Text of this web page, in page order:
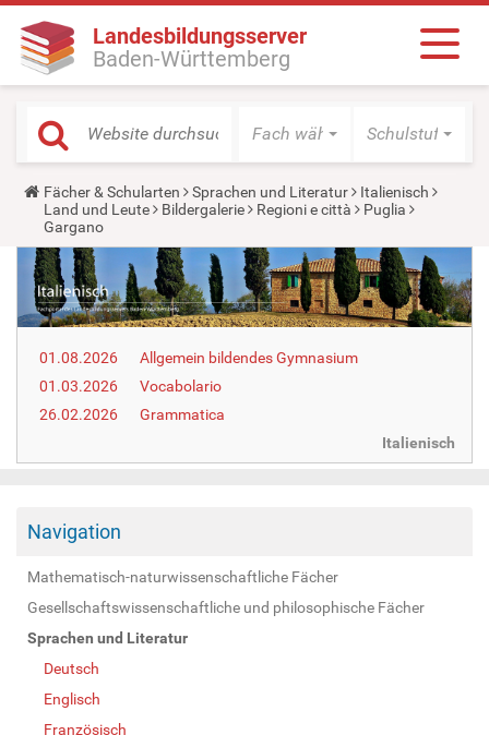
Landesbildungsserver
Baden-Württemberg
Fach wählen Schulstufe
Y
o
u
a
r
e
h
e
r
:
Fächer & Schularten Sprachen und Literatur
Italienisch
Land und Leute
Bildergalerie Regioni e città
Puglia
Gargano
01.08.2026
Allgemein bildendes Gymnasium
01.03.2026
Vocabolario
26.02.2026
Grammatica
Italienisch
Navigation
Mathematisch-naturwissenschaftliche Fächer
Gesellschaftswissenschaftliche und philosophische Fächer
Sprachen und Literatur
Deutsch
Englisch
Französisch